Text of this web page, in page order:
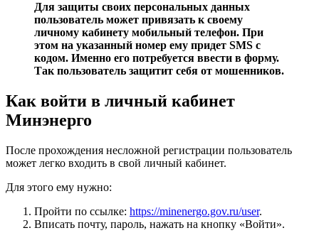
Для защиты своих персональных данных
пользователь может привязать к своему
личному кабинету мобильный телефон. При
этом на указанный номер ему придет SMS с
кодом. Именно его потребуется ввести в форму.
Так пользователь защитит себя от мошенников.
Как войти в личный кабинет
Минэнерго
После прохождения несложной регистрации пользователь
может легко входить в свой личный кабинет.
Для этого ему нужно:
Пройти по ссылке: https://minenergo.gov.ru/user.
Вписать почту, пароль, нажать на кнопку «Войти».